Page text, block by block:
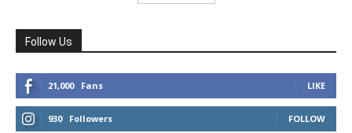
Follow Us
21,000 Fans LIKE
930 Followers FOLLOW